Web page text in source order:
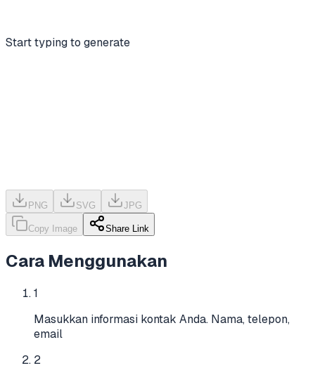
Start typing to generate
PNG SVG JPG
Copy Image Share Link
Cara Menggunakan
1
Masukkan informasi kontak Anda. Nama, telepon,
email
2